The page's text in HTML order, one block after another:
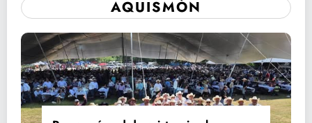
AQUISMÓN